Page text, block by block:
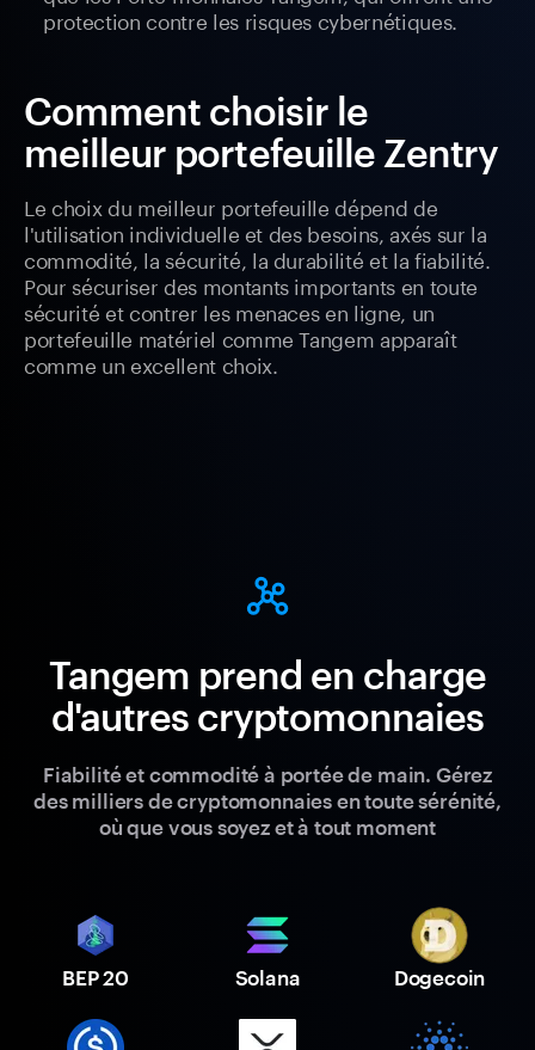
protection contre les risques cybernétiques.
Comment choisir le
meilleur portefeuille Zentry
Le choix du meilleur portefeuille dépend de
l'utilisation individuelle et des besoins, axés sur la
commodité, la sécurité, la durabilité et la fiabilité.
Pour sécuriser des montants importants en toute
sécurité et contrer les menaces en ligne, un
portefeuille matériel comme Tangem apparaît
comme un excellent choix.
Tangem prend en charge
d'autres cryptomonnaies
Fiabilité et commodité à portée de main. Gérez
des milliers de cryptomonnaies en toute sérénité,
où que vous soyez et à tout moment
BEP 20 Solana Dogecoin